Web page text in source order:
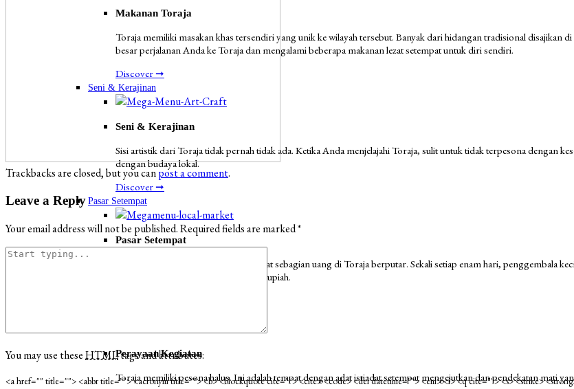
Makanan Toraja
Toraja memiliki masakan khas tersendiri yang unik ke wilayah tersebut. Banyak dari hidangan tradisional
besar perjalanan Anda ke Toraja dan mengalami beberapa makanan lezat setempat untuk diri sendiri.
Discover ➞
Seni & Kerajinan
Seni & Kerajinan
Sisi artistik dari Toraja tidak pernah tidak ada. Ketika Anda menjelajahi Toraja, sulit untuk tidak terpesona dengan
dengan budaya lokal.
Discover ➞
Pasar Setempat
Pasar Setempat
Pasar Bolu (Bolu Market) adalah tempat sebagian uang di Toraja berputar. Sekali setiap enam hari, penggembala
atau kerbau albino - bernilai miliaran Rupiah.
Perayaan|Kegiatan
Toraja memiliki pesona halus. Ini adalah tempat dengan adat istiadat setempat mengejutkan dan pendekatan mati
Trackbacks are closed, but you canpost a comment.
Leave a Reply
Your email address will not be published.Required fields are marked*
You may use theseHTMLtags and attributes:
<a href="" title=""> <abbr title=""> <acronym title=""> <b> <blockquote cite=""> <cite> <code> <del datetime=""> <em> <i> <q cite=""> <s> <strike>